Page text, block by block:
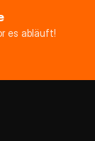
es abläuft!